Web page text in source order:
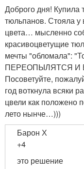
Доброго дня! Купила
тюльпанов. Стояла у
цвета… мысленно
красивоцветущие
мечты "обломала":
ПЕРЕОПЫЛЯТСЯ И
Посоветуйте,
год воткнула всяки
цвели как положено
лето нынче…)))
Барон Х
+4
это решение